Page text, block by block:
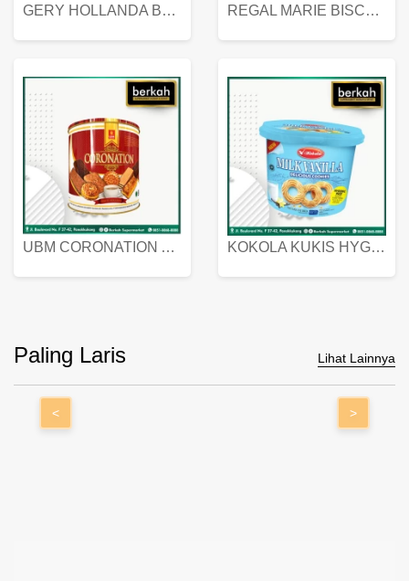
GERY HOLLANDA BUTTER COOKIES 450 GRAM REGAL MARIE BISCUIT KALENG 550 GRAM
UBM CORONATION ASSORTED BISKUIT KALENG 450 GRAM KOKOLA KUKIS HYGIENIC MILK VANILLA PACK 320 GR
Paling Laris Lihat Lainnya
< >